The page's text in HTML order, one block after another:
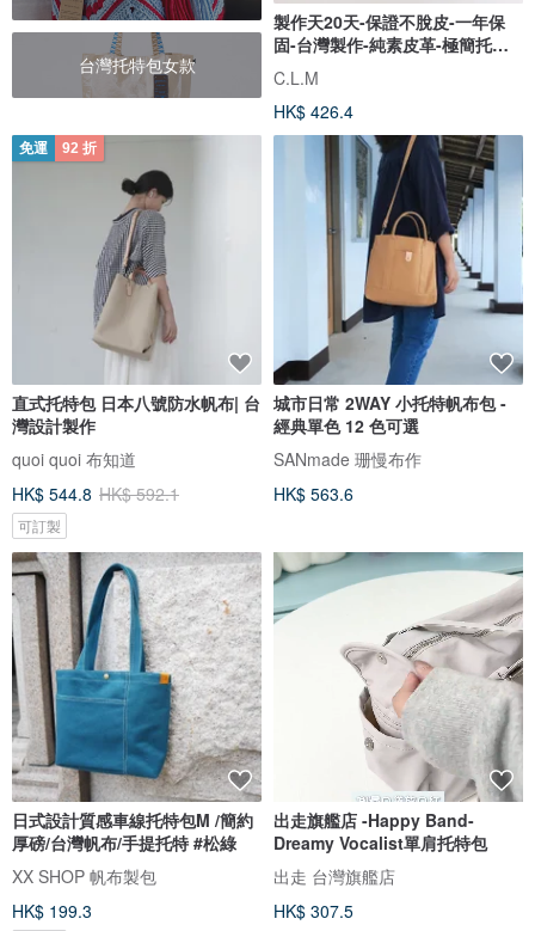
台灣托特包女款
製作天20天-保證不脫皮-一年保
固-台灣製作-純素皮革-極簡托特
包-
C.L.M
HK$ 426.4
免運 92 折
直式托特包 日本八號防水帆布| 台
灣設計製作
quoi quoi 布知道
HK$ 544.8 HK$ 592.1
可訂製
城市日常 2WAY 小托特帆布包 -
經典單色 12 色可選
SANmade 珊慢布作
HK$ 563.6
日式設計質感車線托特包M /簡約
厚磅/台灣帆布/手提托特 #松綠
XX SHOP 帆布製包
HK$ 199.3
出走旗艦店 -Happy Band-
Dreamy Vocalist單肩托特包
出走 台灣旗艦店
HK$ 307.5